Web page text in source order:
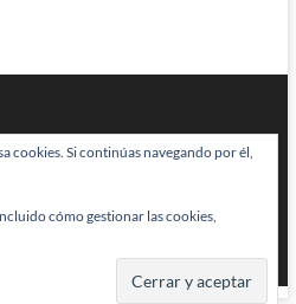
Theme Freesia|WordPress| © Todos
cookies. Si continúas navegando por él,
cómo gestionar las cookies,